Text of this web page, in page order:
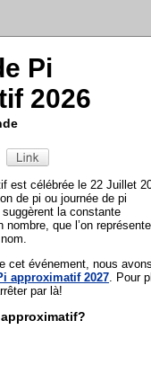
Pi
2026
est célébrée le 22 Juillet
de pi ou journée de pi
la constante
que l’on
cet événement, nous
approximatif 2027 . Pour
par là!